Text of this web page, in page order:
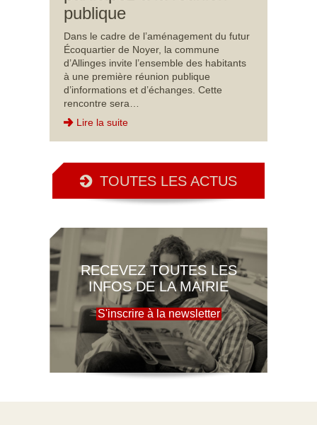
publique
Dans le cadre de l’aménagement du futur
Écoquartier de Noyer, la commune
d’Allinges invite l’ensemble des habitants
à une première réunion publique
d’informations et d’échanges. Cette
rencontre sera…
Lire la suite
TOUTES LES ACTUS
RECEVEZ TOUTES LES
INFOS DE LA MAIRIE
S'inscrire à la newsletter